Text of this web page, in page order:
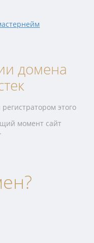
домена
этого
момент сайт